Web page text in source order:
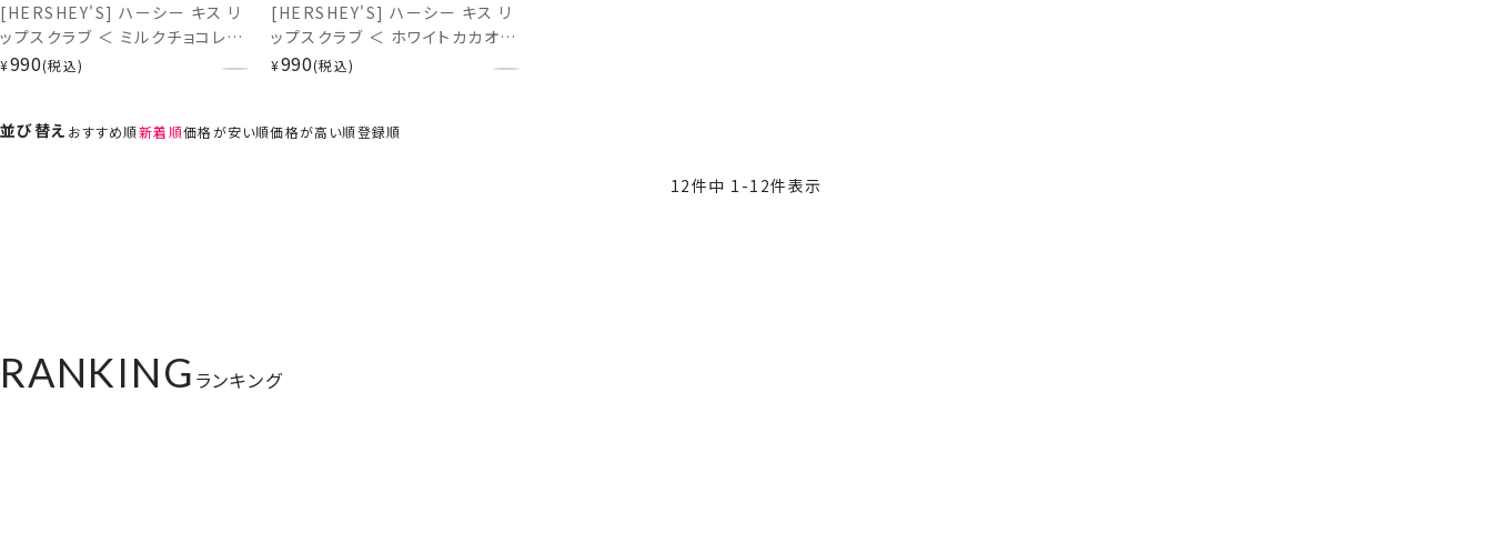
[HERSHEY'S] ハーシー キス リ
ップスクラブ ＜ ミルクチョコレー
ト / ホワイトカカオ の香り ＞ ス
¥990 税込
[HERSHEY'S] ハーシー キス リ
ップスクラブ ＜ ホワイトカカオの
香り ＞ HS20148
¥990 税込
並び替え おすすめ順新着順価格が安い順価格が高い順登録順
12件中 1 -12件表示
RANKING ランキング